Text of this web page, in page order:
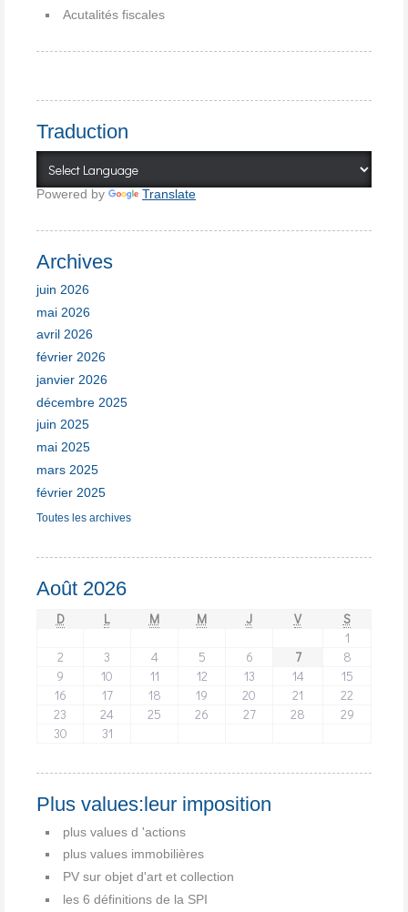
Acutalités fiscales
Traduction
Powered by Translate
Archives
juin 2026
mai 2026
avril 2026
février 2026
janvier 2026
décembre 2025
juin 2025
mai 2025
mars 2025
février 2025
Toutes les archives
Août 2026
D L M M J V
S
1
2
3 4 5 6 7
8
9
10 11 12 13 14
15
16
17 18 19 20 21
22
23
24 25 26 27 28
29
30
31
Plus values:leur imposition
plus values d 'actions
plus values immobilières
PV sur objet d'art et collection
les 6 définitions de la SPI